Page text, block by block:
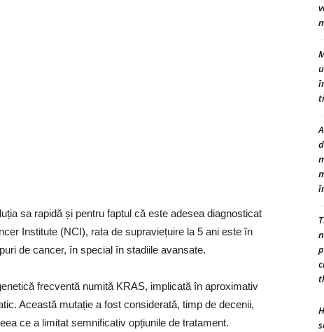
sa rapidă și pentru faptul că este adesea diagnosticat
Institute (NCI), rata de supraviețuire la 5 ani este în
de cancer, în special în stadiile avansate.
frecventă numită KRAS, implicată în aproximativ
Această mutație a fost considerată, timp de decenii,
ce a limitat semnificativ opțiunile de tratament.